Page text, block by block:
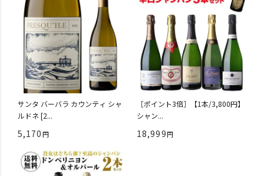
サンタ バーバラ カウンティ シャ
ルドネ [2...
5,170
［ポイント3倍］【1本/3,800円】
シャン...
18,999